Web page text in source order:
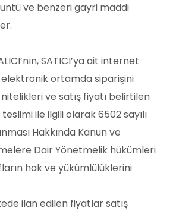
ve benzeri gayri maddi
SATICI’ya ait internet
ortamda siparişini
ve satış fiyatı belirtilen
teslimi ile ilgili olarak 6502 sayılı
Hakkında Kanun ve
Dair Yönetmelik hükümleri
hak ve yükümlülüklerini
ilan edilen fiyatlar satış